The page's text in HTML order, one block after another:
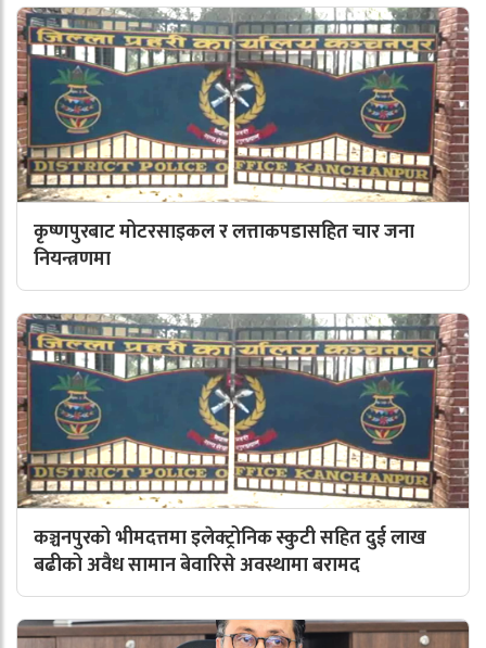
कृष्णपुरबाट मोटरसाइकल र लत्ताकपडासहित चार जना
नियन्त्रणमा
कञ्चनपुरको भीमदत्तमा इलेक्ट्रोनिक स्कुटी सहित दुई लाख
बढीको अवैध सामान बेवारिसे अवस्थामा बरामद